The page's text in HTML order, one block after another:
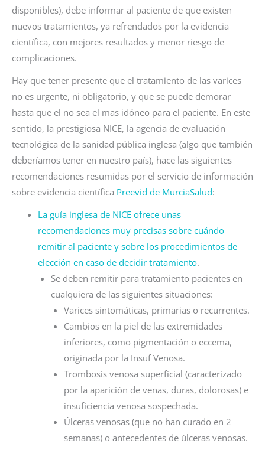
disponibles), debe informar al paciente de que existen
nuevos tratamientos, ya refrendados por la evidencia
científica, con mejores resultados y menor riesgo de
complicaciones.
Hay que tener presente que el tratamiento de las varices
no es urgente, ni obligatorio, y que se puede demorar
hasta que el no sea el mas idóneo para el paciente. En este
sentido, la prestigiosa NICE, la agencia de evaluación
tecnológica de la sanidad pública inglesa (algo que también
deberíamos tener en nuestro país), hace las siguientes
recomendaciones resumidas por el servicio de información
sobre evidencia científica Preevid de MurciaSalud:
La guía inglesa de NICE ofrece unas
recomendaciones muy precisas sobre cuándo
remitir al paciente y sobre los procedimientos de
elección en caso de decidir tratamiento.
Se deben remitir para tratamiento pacientes en
cualquiera de las siguientes situaciones:
Varices sintomáticas, primarias o recurrentes.
Cambios en la piel de las extremidades
inferiores, como pigmentación o eccema,
originada por la Insuf Venosa.
Trombosis venosa superficial (caracterizado
por la aparición de venas, duras, dolorosas) e
insuficiencia venosa sospechada.
Úlceras venosas (que no han curado en 2
semanas) o antecedentes de úlceras venosas.